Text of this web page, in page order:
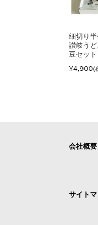
細切り
讃岐う
豆セット
¥4,900(
会社概要
サイト